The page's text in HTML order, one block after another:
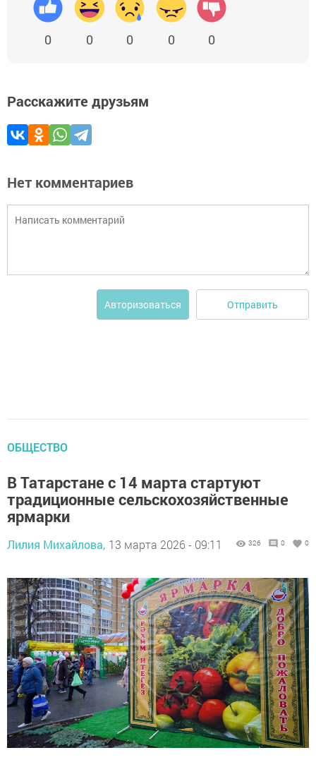
0 0 0 0 0
Расскажите друзьям
Нет комментариев
Авторизоваться Отправить
ОБЩЕСТВО
В Татарстане с 14 марта стартуют
традиционные сельскохозяйственные
ярмарки
Лилия Михайлова, 13 марта 2026 - 09:11 326 0 0